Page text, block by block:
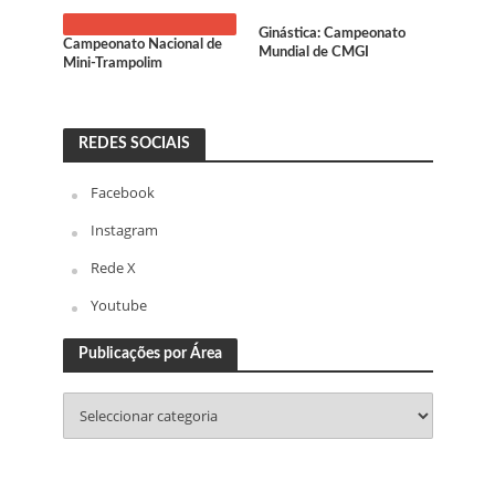
Campeonato Nacional de
Mini-Trampolim
Ginástica: Campeonato
Mundial de CMGI
REDES SOCIAIS
Facebook
Instagram
Rede X
Youtube
Publicações por Área